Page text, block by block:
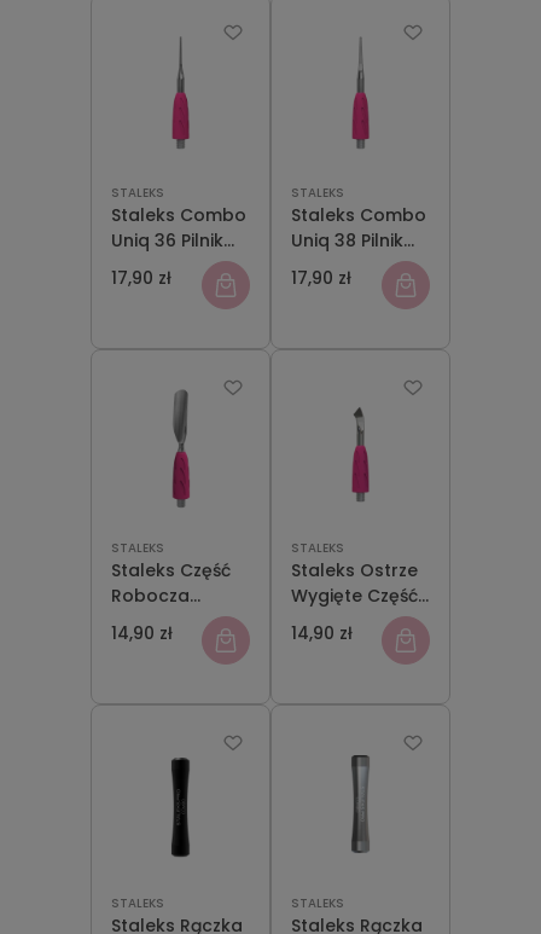
STALEKS
Staleks Combo
Uniq 36 Pilnik
Cienki Prosty
Część Robocza
17,90 zł
STALEKS
Staleks Combo
Uniq 38 Pilnik
Prosty Część
Robocza
17,90 zł
STALEKS
Staleks Część
Robocza
Kopytka
Combo UNIQ 17
Szeroki
14,90 zł
STALEKS
Staleks Ostrze
Wygięte Część
Robocza
Kopytka
Combo Uniq 14
14,90 zł
STALEKS
Staleks Rączka
STALEKS
Staleks Rączka